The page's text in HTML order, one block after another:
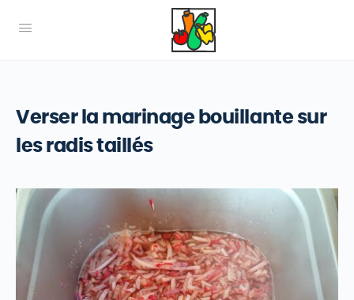
Verser la marinage bouillante sur
les radis taillés